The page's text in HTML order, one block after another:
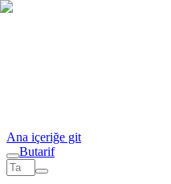
Ana içeriğe git
Butarif